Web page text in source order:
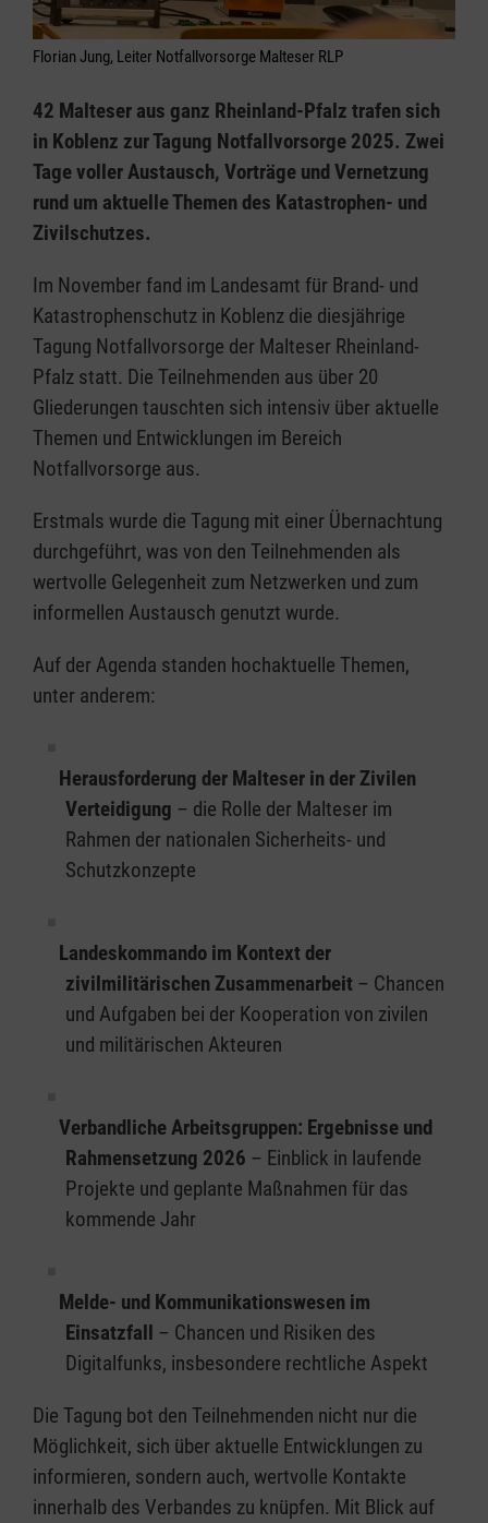
Florian Jung, Leiter Notfallvorsorge Malteser RLP
42 Malteser aus ganz Rheinland-Pfalz trafen sich
in Koblenz zur Tagung Notfallvorsorge 2025. Zwei
Tage voller Austausch, Vorträge und Vernetzung
rund um aktuelle Themen des Katastrophen- und
Zivilschutzes.
Im November fand im Landesamt für Brand- und
Katastrophenschutz in Koblenz die diesjährige
Tagung Notfallvorsorge der Malteser Rheinland-
Pfalz statt. Die Teilnehmenden aus über 20
Gliederungen tauschten sich intensiv über aktuelle
Themen und Entwicklungen im Bereich
Notfallvorsorge aus.
Erstmals wurde die Tagung mit einer Übernachtung
durchgeführt, was von den Teilnehmenden als
wertvolle Gelegenheit zum Netzwerken und zum
informellen Austausch genutzt wurde.
Auf der Agenda standen hochaktuelle Themen,
unter anderem:
Herausforderung der Malteser in der Zivilen
Verteidigung – die Rolle der Malteser im
Rahmen der nationalen Sicherheits- und
Schutzkonzepte
Landeskommando im Kontext der
zivilmilitärischen Zusammenarbeit – Chancen
und Aufgaben bei der Kooperation von zivilen
und militärischen Akteuren
Verbandliche Arbeitsgruppen: Ergebnisse und
Rahmensetzung 2026 – Einblick in laufende
Projekte und geplante Maßnahmen für das
kommende Jahr
Melde- und Kommunikationswesen im
Einsatzfall – Chancen und Risiken des
Digitalfunks, insbesondere rechtliche Aspekt
Die Tagung bot den Teilnehmenden nicht nur die
Möglichkeit, sich über aktuelle Entwicklungen zu
informieren, sondern auch, wertvolle Kontakte
innerhalb des Verbandes zu knüpfen. Mit Blick auf